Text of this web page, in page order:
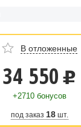
В отложенные
34 550 u
+2710 бонусов
под заказ 18шт.